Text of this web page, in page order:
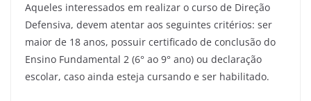
Aqueles interessados em realizar o curso de Direção
Defensiva, devem atentar aos seguintes critérios: ser
maior de 18 anos, possuir certificado de conclusão do
Ensino Fundamental 2 (6° ao 9° ano) ou declaração
escolar, caso ainda esteja cursando e ser habilitado.